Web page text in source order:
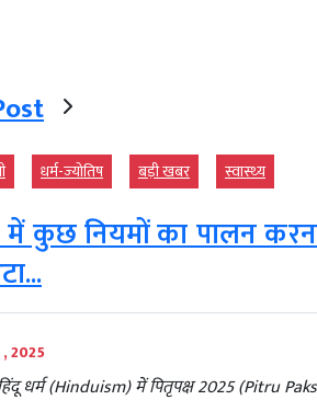
धर्म-ज्‍योतिष बड़ी खबर स्‍वास्‍थ्‍य
में कुछ नियमों का पालन
2025
धर्म (Hinduism) में पितृपक्ष 2025 (Pitru